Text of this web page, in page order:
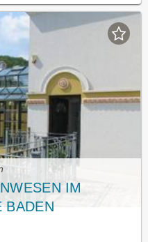
IM
BADEN